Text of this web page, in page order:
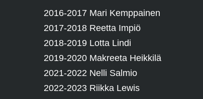
2016-2017 Mari Kemppainen
2017-2018 Reetta Impiö
2018-2019 Lotta Lindi
2019-2020 Makreeta Heikkilä
2021-2022 Nelli Salmio
2022-2023 Riikka Lewis